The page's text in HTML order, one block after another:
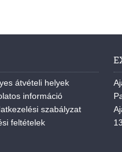
átvételi helyek
információ
szabályzat
feltételek